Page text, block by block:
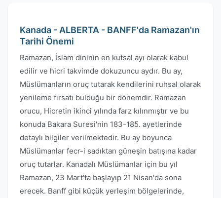
Kanada - ALBERTA - BANFF'da Ramazan'ın
Tarihi Önemi
Ramazan, İslam dininin en kutsal ayı olarak kabul
edilir ve hicri takvimde dokuzuncu aydır. Bu ay,
Müslümanların oruç tutarak kendilerini ruhsal olarak
yenileme fırsatı bulduğu bir dönemdir. Ramazan
orucu, Hicretin ikinci yılında farz kılınmıştır ve bu
konuda Bakara Suresi'nin 183-185. ayetlerinde
detaylı bilgiler verilmektedir. Bu ay boyunca
Müslümanlar fecr-i sadıktan güneşin batışına kadar
oruç tutarlar. Kanadalı Müslümanlar için bu yıl
Ramazan, 23 Mart'ta başlayıp 21 Nisan'da sona
erecek. Banff gibi küçük yerleşim bölgelerinde,